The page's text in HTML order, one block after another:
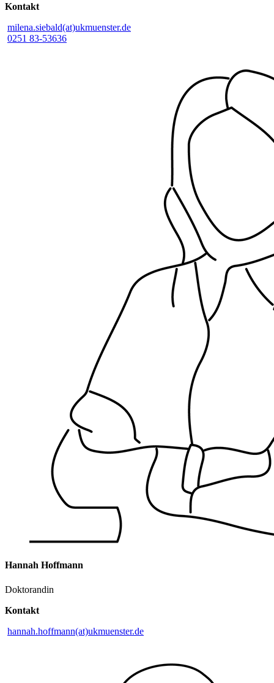
Kontakt
milena.siebald(at)ukmuenster.de
0251 83-53636
Hannah Hoffmann
Doktorandin
Kontakt
hannah.hoffmann(at)ukmuenster.de